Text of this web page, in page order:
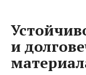
и